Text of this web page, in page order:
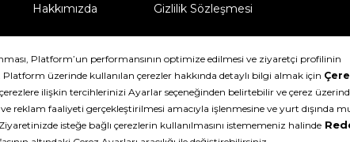
Hakkımızda Gizlilik Sözleşmesi